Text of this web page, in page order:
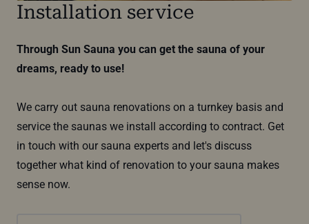
Installation service
Through Sun Sauna you can get the sauna of your
dreams, ready to use!
We carry out sauna renovations on a turnkey basis and
service the saunas we install according to contract. Get
in touch with our sauna experts and let's discuss
together what kind of renovation to your sauna makes
sense now.